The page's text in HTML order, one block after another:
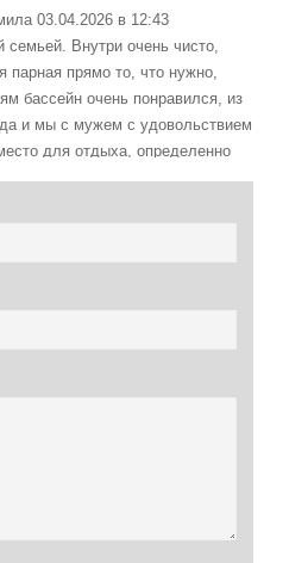
03.04.2026 в 12:43
Внутри очень чисто,
парная прямо то, что нужно,
бассейн очень понравился, из
и мы с мужем с удовольствием
для отдыха, определенно
03.04.2026 в 08:49
Багира с друзьями, чтобы
что администратор все
не возникло. Бассейн
довольны.
свой день рождения с семьёй